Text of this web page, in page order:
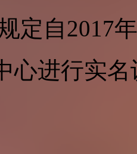
定自2017
心进行实名